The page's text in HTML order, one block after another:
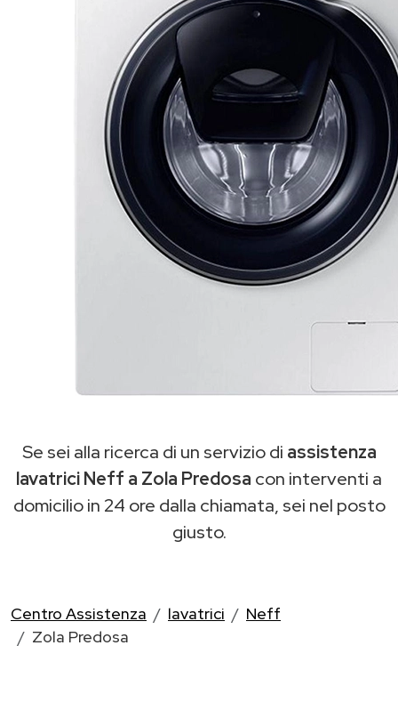
Se sei alla ricerca di un servizio di assistenza
lavatrici Neff a Zola Predosa con interventi a
domicilio in 24 ore dalla chiamata, sei nel posto
giusto.
Centro Assistenza lavatrici
Neff
Zola Predosa